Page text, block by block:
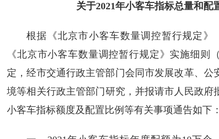
关于2021年小客车指标总量和配
根据《北京市小客车数量调控暂行规定》
《北京市小客车数量调控暂行规定》实施细则
定，经市交通行政主管部门会同市发展改革、公
境等相关行政主管部门研究，并报请市人民政府
小客车指标额度及配置比例等有关事项通告如下